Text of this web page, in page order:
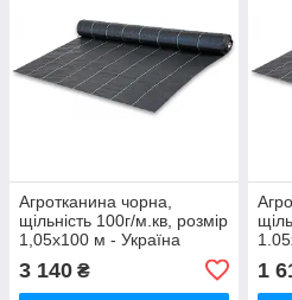
Агротканина чорна,
щільність 100г/м.кв, розмір
1,05х100 м - Україна
3 140 ₴ 1